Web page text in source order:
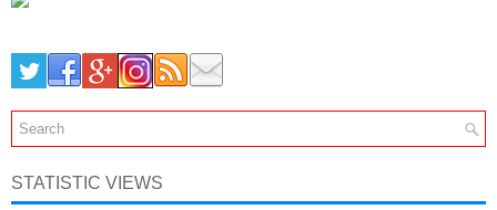
STATISTIC VIEWS